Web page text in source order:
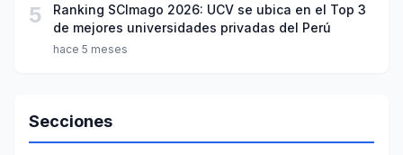
5
Ranking SCImago 2026: UCV se ubica en el Top 3
de mejores universidades privadas del Perú
hace 5 meses
Secciones